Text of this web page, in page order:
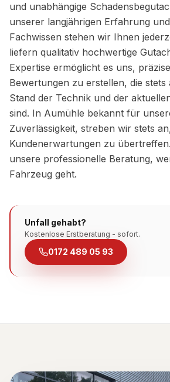
und unabhängige
unserer langjährigen Erfahrung
Fachwissen stehen wir Ihnen
liefern qualitativ hochwertige
Expertise ermöglicht es uns,
Bewertungen zu erstellen, die stets
Stand der Technik und der
sind. In Aumühle bekannt für
Zuverlässigkeit, streben wir stets
Kundenerwartungen zu
unsere professionelle Beratung,
Fahrzeug geht.
Unfall gehabt?
Kostenlose Erstberatung - sofort.
0172 489 05 93